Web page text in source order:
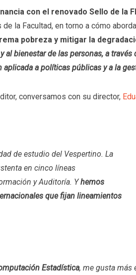
con el renovado Sello de la
la Facultad, en torno a cómo
pobreza y mitigar la
al bienestar de las personas, a
a políticas públicas y a la
conversamos con su director,
de estudio del Vespertino. La
en cinco líneas
y Auditoría. Yhemos
que fijan lineamientos
Estadística, me gusta más